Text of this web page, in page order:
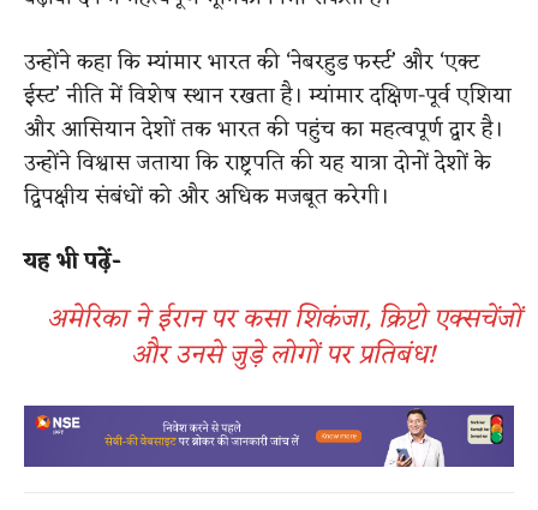
उन्होंने कहा कि म्यांमार भारत की ‘नेबरहुड फर्स्ट’ और ‘एक्ट
ईस्ट’ नीति में विशेष स्थान रखता है। म्यांमार दक्षिण-पूर्व एशिया
और आसियान देशों तक भारत की पहुंच का महत्वपूर्ण द्वार है।
उन्होंने विश्वास जताया कि राष्ट्रपति की यह यात्रा दोनों देशों के
द्विपक्षीय संबंधों को और अधिक मजबूत करेगी।
यह भी पढ़ें-
अमेरिका ने ईरान पर कसा शिकंजा, क्रिप्टो एक्सचेंजों
और उनसे जुड़े लोगों पर प्रतिबंध!